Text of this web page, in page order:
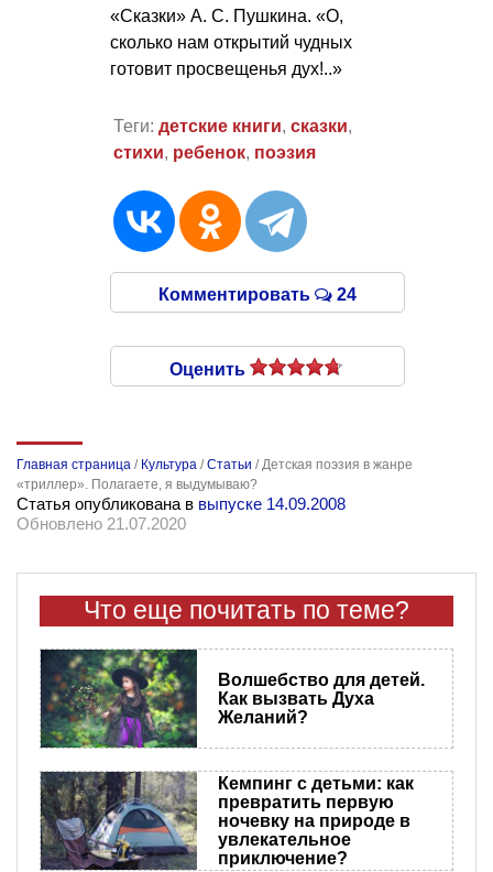
«Сказки» А. С. Пушкина. «О,
сколько нам открытий чудных
готовит просвещенья дух!..»
Теги: детские книги, сказки,
стихи, ребенок, поэзия
Комментировать 24
Оценить
Главная страница / Культура /Статьи /Детская поэзия в жанре
«триллер». Полагаете, я выдумываю?
Статья опубликована в выпуске 14.09.2008
Обновлено 21.07.2020
Что еще почитать по теме?
Волшебство для детей.
Как вызвать Духа
Желаний?
Кемпинг с детьми: как
превратить первую
ночевку на природе в
увлекательное
приключение?